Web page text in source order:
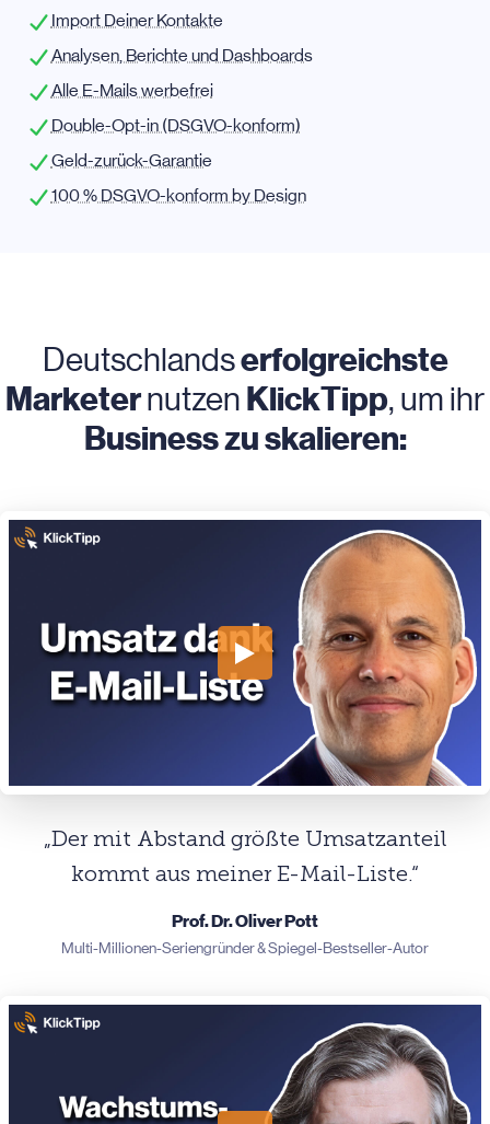
Import Deiner Kontakte
Analysen, Berichte und Dashboards
Alle E-Mails werbefrei
Double-Opt-in (DSGVO-konform)
Geld-zurück-Garantie
100 % DSGVO-konform by Design
Deutschlandserfolgreichste
Marketernutzen KlickTipp, um ihr
Business zu skalieren:
„Der mit Abstand größte Umsatzanteil
kommt aus meiner E-Mail-Liste.“
Prof. Dr. Oliver Pott
Multi-Millionen-Seriengründer & Spiegel-Bestseller-Autor